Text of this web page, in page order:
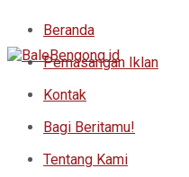
Beranda
Pemasangan Iklan
Kontak
Bagi Beritamu!
Tentang Kami